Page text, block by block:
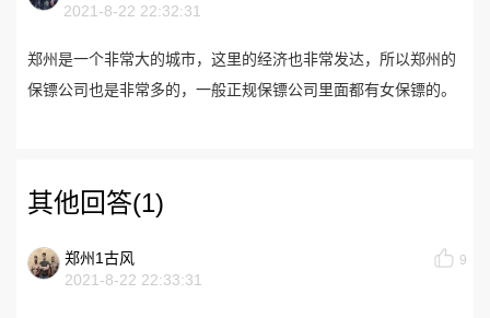
2021-8-22 22:32:31
郑州是一个非常大的城市，这里的经济也非常发达，所以郑州的
保镖公司也是非常多的，一般正规保镖公司里面都有女保镖的。
其他回答(1)
郑州1古风
2021-8-22 22:33:31
9